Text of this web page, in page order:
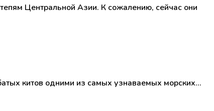
Центральной Азии. К сожалению, сейчас они
китов одними из самых узнаваемых морских…